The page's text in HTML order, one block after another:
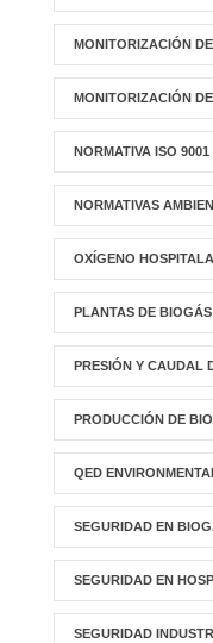
MONITORIZACIÓN
MONITORIZACIÓN
NORMATIVA ISO 9001
NORMATIVAS
OXÍGENO
PLANTAS DE BIOGÁS
PRESIÓN Y CAUDAL
PRODUCCIÓN DE
QED
SEGURIDAD EN
SEGURIDAD EN
SEGURIDAD